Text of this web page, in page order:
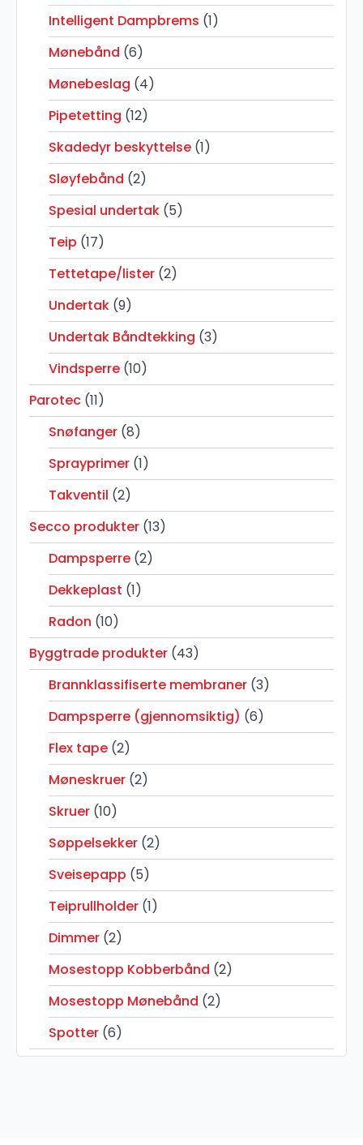
Intelligent Dampbrems (1)
Mønebånd (6)
Mønebeslag (4)
Pipetetting (12)
Skadedyr beskyttelse (1)
Sløyfebånd (2)
Spesial undertak (5)
Teip (17)
Tettetape/lister (2)
Undertak (9)
Undertak Båndtekking (3)
Vindsperre (10)
Parotec (11)
Snøfanger (8)
Sprayprimer (1)
Takventil (2)
Secco produkter (13)
Dampsperre (2)
Dekkeplast (1)
Radon (10)
Byggtrade produkter (43)
Brannklassifiserte membraner (3)
Dampsperre (gjennomsiktig) (6)
Flex tape (2)
Møneskruer (2)
Skruer (10)
Søppelsekker (2)
Sveisepapp (5)
Teiprullholder (1)
Dimmer (2)
Mosestopp Kobberbånd (2)
Mosestopp Mønebånd (2)
Spotter (6)